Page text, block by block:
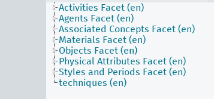
Activities Facet (en)
Agents Facet (en)
Associated Concepts Facet (en)
Materials Facet (en)
Objects Facet (en)
Physical Attributes Facet (en)
Styles and Periods Facet (en)
techniques (en)